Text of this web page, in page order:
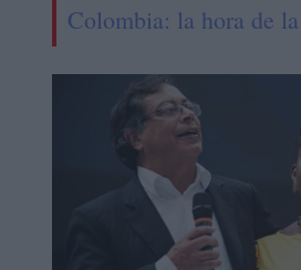
Colombia: la hora de